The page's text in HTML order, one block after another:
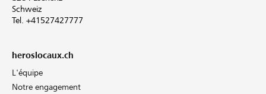
Schweiz
Tel. +41527427777
heroslocaux.ch
L'équipe
Notre engagement